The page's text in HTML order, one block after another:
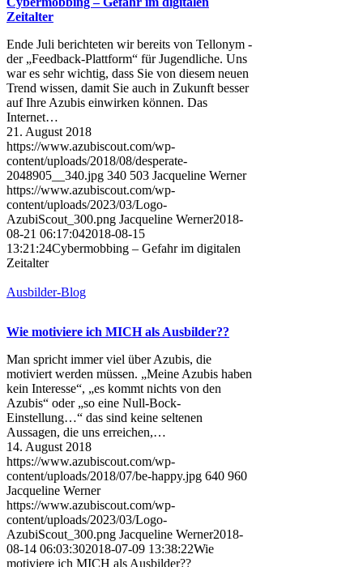
Zeitalter
Ende Juli berichteten wir bereits von Tellonym -
der „Feedback-Plattform“ für Jugendliche. Uns
war es sehr wichtig, dass Sie von diesem neuen
Trend wissen, damit Sie auch in Zukunft besser
auf Ihre Azubis einwirken können. Das
Internet…
21. August 2018
https://www.azubiscout.com/wp-
content/uploads/2018/08/desperate-
2048905__340.jpg 340 503 Jacqueline Werner
https://www.azubiscout.com/wp-
content/uploads/2023/03/Logo-
AzubiScout_300.png Jacqueline Werner2018-
08-21 06:17:042018-08-15
13:21:24Cybermobbing – Gefahr im digitalen
Zeitalter
Ausbilder-Blog
Wie motiviere ich MICH als Ausbilder??
Man spricht immer viel über Azubis, die
motiviert werden müssen. „Meine Azubis haben
kein Interesse“, „es kommt nichts von den
Azubis“ oder „so eine Null-Bock-
Einstellung…“ das sind keine seltenen
Aussagen, die uns erreichen,…
14. August 2018
https://www.azubiscout.com/wp-
content/uploads/2018/07/be-happy.jpg 640 960
Jacqueline Werner
https://www.azubiscout.com/wp-
content/uploads/2023/03/Logo-
AzubiScout_300.png Jacqueline Werner2018-
08-14 06:03:302018-07-09 13:38:22Wie
motiviere ich MICH als Ausbilder??